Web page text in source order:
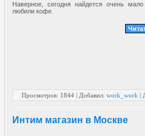
Наверное, сегодня найдется очень
любили кофе.
Просмотров: 1844 | Добавил: work_work |
Интим магазин в Москве